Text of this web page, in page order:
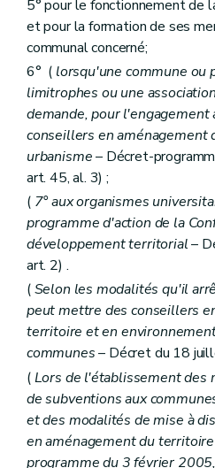
Art. 257/5
Art. 257/6
Chapitre II
Art. 259/3
Chapitre III
De
Art. 260
Art. 261
Chapitre IV Des actes et travaux dispensés du
Art. 262
Art. 263
Art. 264
Art. 265
Chapitre IV bis
Des
Art. 266
Art. 267
Art. 269
Art. 270
Chapitre IVter
De la liste des
Art. 271
Chapitre IVquater
Chapitre V
Des fonctionnaires délégués pour
Art. 272
Art. 273
Chapitre VI (De la liste des personnes de droit public et des
Art. 274
Art. 274 bis
5° pour le fonctionnement de
et pour la formation de ses
communal concerné;
6° ( lorsqu'une commune ou
limitrophes ou une
demande, pour
conseillers en aménagement
urbanisme– Décret-
art. 45, al. 3) ;
( 7° aux organismes
programme d'action de la
développement territorial–
art. 2) .
(Selon les modalités qu'il
peut mettre des conseillers
territoire et en
communes– Décret du 18
(Lors de l'établissement des
de subventions aux
et des modalités de mise à
en aménagement du
programme du 3 février